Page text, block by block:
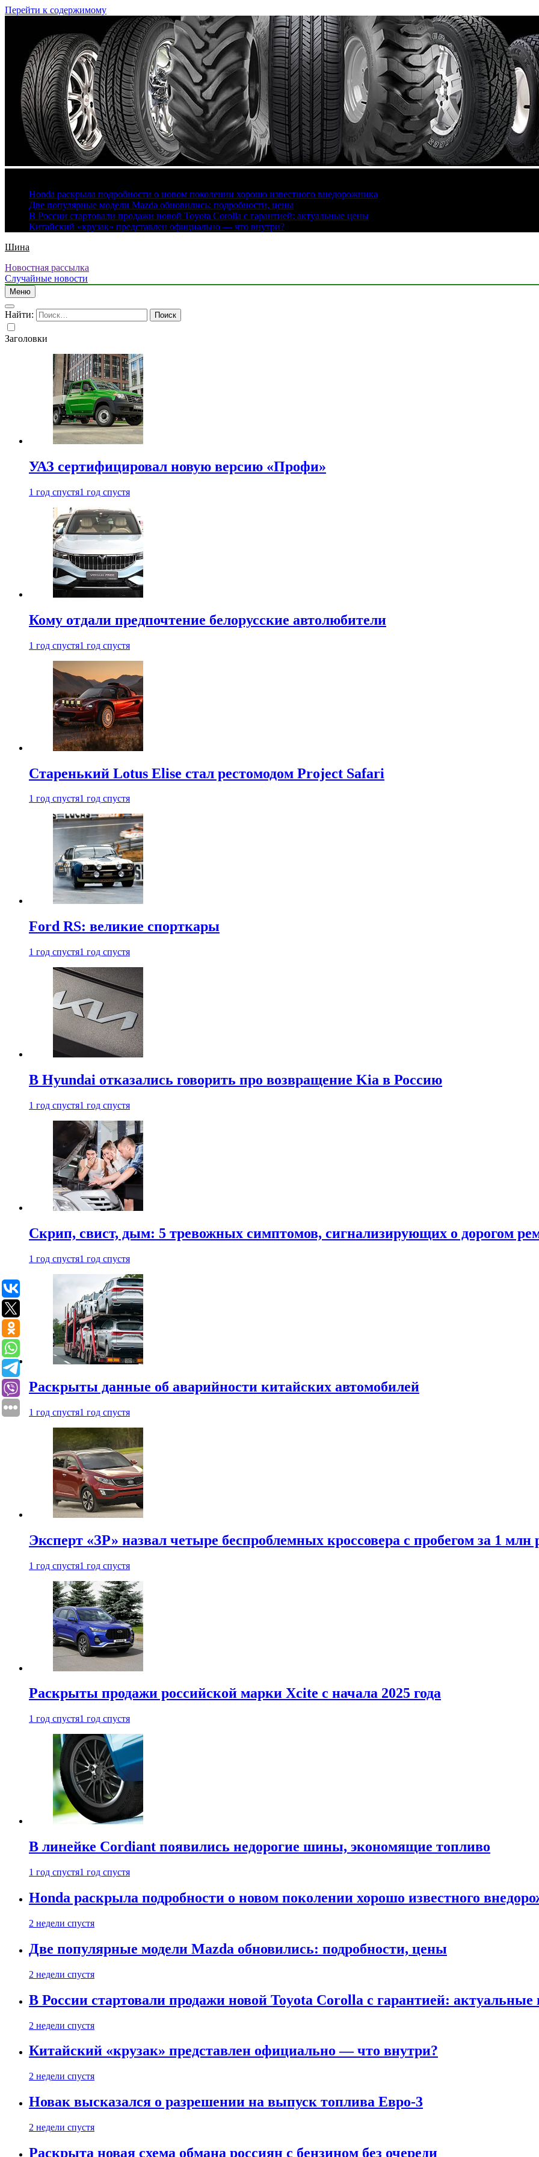
Перейти к содержимому
Honda раскрыла подробности о новом поколении хорошо известного внедорожника
Две популярные модели Mazda обновились: подробности, цены
В России стартовали продажи новой Toyota Corolla с гарантией: актуальные цены
Китайский «крузак» представлен официально — что внутри?
Шина
Новостная рассылка
Случайные новости
Меню
Найти:
Заголовки
УАЗ сертифицировал новую версию «Профи»
1 год спустя1 год спустя
Кому отдали предпочтение белорусские автолюбители
1 год спустя1 год спустя
Старенький Lotus Elise стал рестомодом Project Safari
1 год спустя1 год спустя
Ford RS: великие спорткары
1 год спустя1 год спустя
В Hyundai отказались говорить про возвращение Kia в Россию
1 год спустя1 год спустя
Скрип, свист, дым: 5 тревожных симптомов, сигнализирующих о дорогом
1 год спустя1 год спустя
Раскрыты данные об аварийности китайских автомобилей
1 год спустя1 год спустя
Эксперт «ЗР» назвал четыре беспроблемных кроссовера с пробегом за 1 млн
1 год спустя1 год спустя
Раскрыты продажи российской марки Xcite с начала 2025 года
1 год спустя1 год спустя
В линейке Cordiant появились недорогие шины, экономящие топливо
1 год спустя1 год спустя
Honda раскрыла подробности о новом поколении хорошо известного
2 недели спустя
Две популярные модели Mazda обновились: подробности, цены
2 недели спустя
В России стартовали продажи новой Toyota Corolla с гарантией:
2 недели спустя
Китайский «крузак» представлен официально — что внутри?
2 недели спустя
Новак высказался о разрешении на выпуск топлива Евро-3
2 недели спустя
Раскрыта новая схема обмана россиян с бензином без очереди